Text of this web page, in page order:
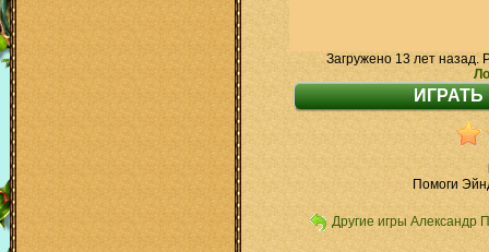
Загружено 13 лет назад.
Помоги
Другие игры Александр